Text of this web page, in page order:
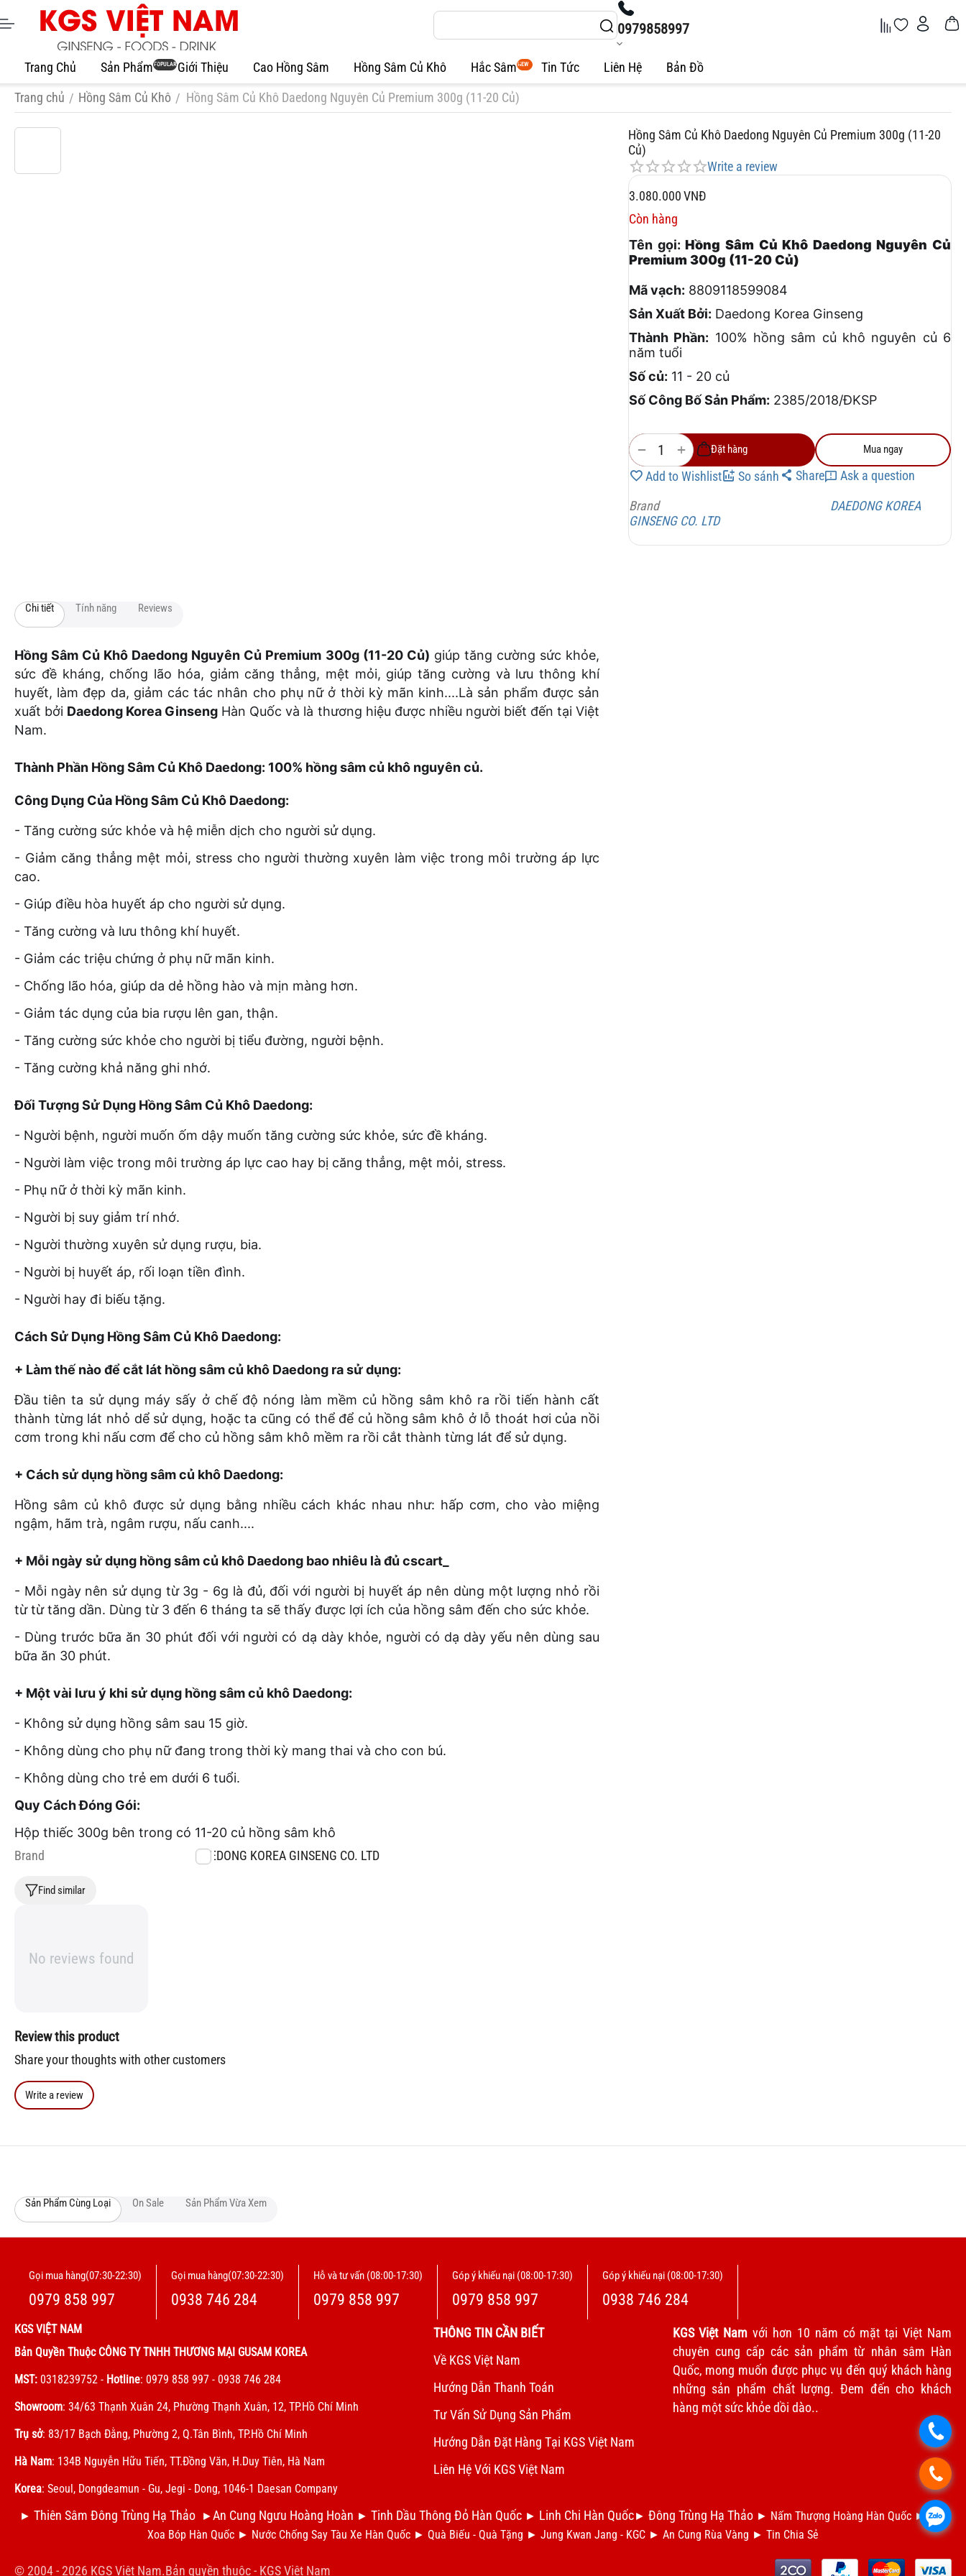
0979858997
Trang Chủ Sản Phẩm POPULAR Giới Thiệu Cao Hồng Sâm Hồng Sâm Củ Khô Hắc Sâm NEW Tin Tức Liên Hệ Bản Đồ
Trang chủ / Hồng Sâm Củ Khô / Hồng Sâm Củ Khô Daedong Nguyên Củ Premium 300g (11-20 Củ)
Hồng Sâm Củ Khô Daedong Nguyên Củ Premium 300g (11-20
Củ)
Write a review
3.080.000VNĐ
Còn hàng
Tên gọi: Hồng Sâm Củ Khô Daedong Nguyên Củ
Premium 300g (11-20 Củ)
Mã vạch: 8809118599084
Sản Xuất Bởi: Daedong Korea Ginseng
Thành Phần: 100% hồng sâm củ khô nguyên củ 6
năm tuổi
Số củ: 11 - 20 củ
Số Công Bố Sản Phẩm: 2385/2018/ĐKSP
+
− Đặt hàng Mua ngay
Add to Wishlist So sánh Share Ask a question
Brand
DAEDONG KOREA
GINSENG CO. LTD
Chi tiết Tính năng Reviews
Hồng Sâm Củ Khô Daedong Nguyên Củ Premium 300g (11-20 Củ) giúp tăng cường sức khỏe,
sức đề kháng, chống lão hóa, giảm căng thẳng, mệt mỏi, giúp tăng cường và lưu thông khí
huyết, làm đẹp da, giảm các tác nhân cho phụ nữ ở thời kỳ mãn kinh....Là sản phẩm được sản
xuất bởi Daedong Korea Ginseng Hàn Quốc và là thương hiệu được nhiều người biết đến tại Việt
Nam.
Thành Phần Hồng Sâm Củ Khô Daedong: 100% hồng sâm củ khô nguyên củ.
Công Dụng Của Hồng Sâm Củ Khô Daedong:
- Tăng cường sức khỏe và hệ miễn dịch cho người sử dụng.
- Giảm căng thẳng mệt mỏi, stress cho người thường xuyên làm việc trong môi trường áp lực
cao.
- Giúp điều hòa huyết áp cho người sử dụng.
- Tăng cường và lưu thông khí huyết.
- Giảm các triệu chứng ở phụ nữ mãn kinh.
- Chống lão hóa, giúp da dẻ hồng hào và mịn màng hơn.
- Giảm tác dụng của bia rượu lên gan, thận.
- Tăng cường sức khỏe cho người bị tiểu đường, người bệnh.
- Tăng cường khả năng ghi nhớ.
Đối Tượng Sử Dụng Hồng Sâm Củ Khô Daedong:
- Người bệnh, người muốn ốm dậy muốn tăng cường sức khỏe, sức đề kháng.
- Người làm việc trong môi trường áp lực cao hay bị căng thẳng, mệt mỏi, stress.
- Phụ nữ ở thời kỳ mãn kinh.
- Người bị suy giảm trí nhớ.
- Người thường xuyên sử dụng rượu, bia.
- Người bị huyết áp, rối loạn tiền đình.
- Người hay đi biếu tặng.
Cách Sử Dụng Hồng Sâm Củ Khô Daedong:
+ Làm thế nào để cắt lát hồng sâm củ khô Daedong ra sử dụng:
Đầu tiên ta sử dụng máy sấy ở chế độ nóng làm mềm củ hồng sâm khô ra rồi tiến hành cất
thành từng lát nhỏ dể sử dụng, hoặc ta cũng có thể để củ hồng sâm khô ở lỗ thoát hơi của nồi
cơm trong khi nấu cơm để cho củ hồng sâm khô mềm ra rồi cắt thành từng lát để sử dụng.
+ Cách sử dụng hồng sâm củ khô Daedong:
Hồng sâm củ khô được sử dụng bằng nhiều cách khác nhau như: hấp cơm, cho vào miệng
ngậm, hãm trà, ngâm rượu, nấu canh....
+ Mỗi ngày sử dụng hồng sâm củ khô Daedong bao nhiêu là đủ cscart_
- Mỗi ngày nên sử dụng từ 3g - 6g là đủ, đối với người bị huyết áp nên dùng một lượng nhỏ rồi
từ từ tăng dần. Dùng từ 3 đến 6 tháng ta sẽ thấy được lợi ích của hồng sâm đến cho sức khỏe.
- Dùng trước bữa ăn 30 phút đối với người có dạ dày khỏe, người có dạ dày yếu nên dùng sau
bữa ăn 30 phút.
+ Một vài lưu ý khi sử dụng hồng sâm củ khô Daedong:
- Không sử dụng hồng sâm sau 15 giờ.
- Không dùng cho phụ nữ đang trong thời kỳ mang thai và cho con bú.
- Không dùng cho trẻ em dưới 6 tuổi.
Quy Cách Đóng Gói:
Hộp thiếc 300g bên trong có 11-20 củ hồng sâm khô
Brand
DAEDONG KOREA GINSENG CO. LTD
Find similar
No reviews found
Review this product
Share your thoughts with other customers
Write a review
Sản Phẩm Cùng Loại On Sale Sản Phẩm Vừa Xem
Gọi mua hàng(07:30-22:30)
0979 858 997
Gọi mua hàng(07:30-22:30)
0938 746 284
Hỗ và tư vấn (08:00-17:30)
0979 858 997
Góp ý khiếu nại (08:00-17:30)
0979 858 997
Góp ý khiếu nại (08:00-17:30)
0938 746 284
KGS VIỆT NAM
Bản Quyền Thuộc CÔNG TY TNHH THƯƠNG MẠI GUSAM KOREA
MST: 0318239752 - Hotline: 0979 858 997 - 0938 746 284
Showroom: 34/63 Thạnh Xuân 24, Phường Thạnh Xuân, 12, TP.Hồ Chí Minh
Trụ sở: 83/17 Bạch Đằng, Phường 2, Q.Tân Bình, TP.Hồ Chí Minh
Hà Nam: 134B Nguyễn Hữu Tiến, TT.Đồng Văn, H.Duy Tiên, Hà Nam
Korea: Seoul, Dongdeamun - Gu, Jegi - Dong, 1046-1 Daesan Company
THÔNG TIN CẦN BIẾT
Về KGS Việt Nam
Hướng Dẫn Thanh Toán
Tư Vấn Sử Dụng Sản Phẩm
Hướng Dẫn Đặt Hàng Tại KGS Việt Nam
Liên Hệ Với KGS Việt Nam
KGS Việt Nam với hơn 10 năm có mặt tại Việt Nam
chuyên cung cấp các sản phẩm từ nhân sâm Hàn
Quốc, mong muốn được phục vụ đến quý khách hàng
những sản phẩm chất lượng. Đem đến cho khách
hàng một sức khỏe dồi dào..
.
.
.
► Thiên Sâm Đông Trùng Hạ Thảo ►An Cung Ngưu Hoàng Hoàn ► Tinh Dầu Thông Đỏ Hàn Quốc ► Linh Chi Hàn Quốc► Đông Trùng Hạ Thảo ► Nấm Thượng Hoàng Hàn Quốc ►Dầu
Xoa Bóp Hàn Quốc ► Nước Chống Say Tàu Xe Hàn Quốc ► Quà Biếu - Quà Tặng ► Jung Kwan Jang - KGC ► An Cung Rùa Vàng ► Tin Chia Sẻ
© 2004 - 2026 KGS Việt Nam.Bản quyền thuộc - KGS Việt Nam